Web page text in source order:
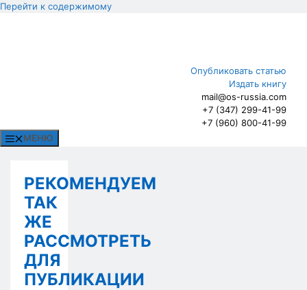
Перейти к содержимому
Опубликовать статью
Издать книгу
mail@os-russia.com
+7 (347) 299-41-99
+7 (960) 800-41-99
МЕНЮ
РЕКОМЕНДУЕМ
ТАК
ЖЕ
РАССМОТРЕТЬ
ДЛЯ
ПУБЛИКАЦИИ